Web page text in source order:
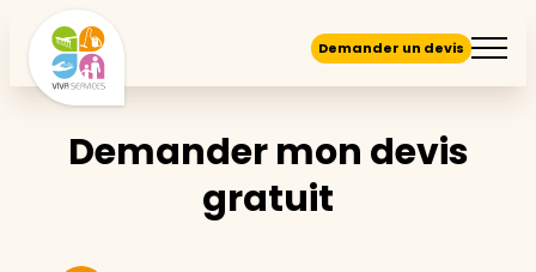
Demander un devis
Demander mon devis
gratuit